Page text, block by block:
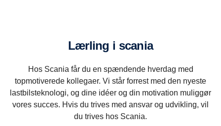
lærling i scania
Hos Scania får du en spændende hverdag med
topmotiverede kollegaer. Vi står forrest med den nyeste
lastbilsteknologi, og dine idéer og din motivation muliggør
vores succes. Hvis du trives med ansvar og udvikling, vil
du trives hos Scania.